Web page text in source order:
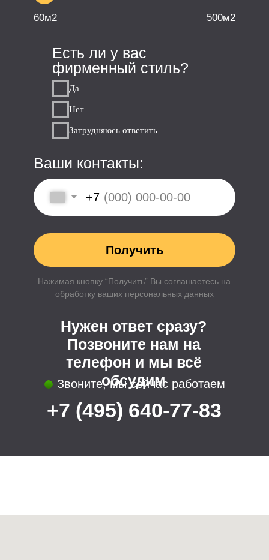
Поэтапная оплата
Смета без скрытых платежей
Преимущества
Главная
Портфолио проектов
Назначить встречу
Пример договора
О нас
Информация
Все права защищены (С) U.S.PRO 2022
Мы в социальных сетях: